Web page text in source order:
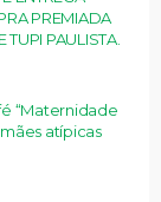
PREMIADA
PAULISTA.
“Maternidade
atípicas